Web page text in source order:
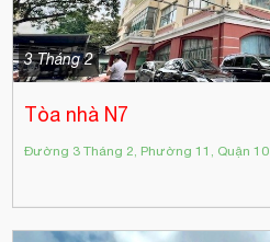
3 Tháng 2
Tòa nhà N7
Đường 3 Tháng 2, Phường 11, Quận 10